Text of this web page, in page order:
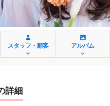
スタッフ・顧客 アルバム
詳細